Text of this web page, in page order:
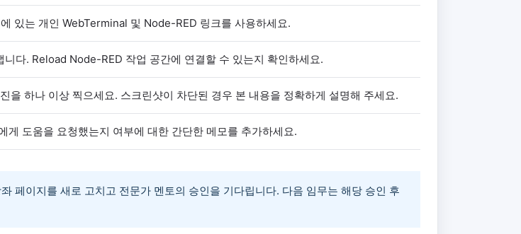
있는 개인 WebTerminal 및 Node-RED 링크를 사용하세요.
다. Reload Node-RED 작업 공간에 연결할 수 있는지 확인하세요.
을 하나 이상 찍으세요. 스크린샷이 차단된 경우 본 내용을 정확하게 설명해 주세요.
도움을 요청했는지 여부에 대한 간단한 메모를 추가하세요.
페이지를 새로 고치고 전문가 멘토의 승인을 기다립니다. 다음 임무는 해당 승인 후